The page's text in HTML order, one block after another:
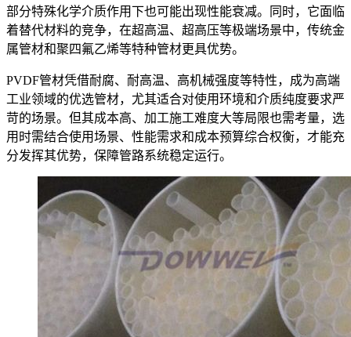
部分特殊化学介质作用下也可能出现性能衰减。同时，它面临
着替代材料的竞争，在超高温、超高压等极端场景中，传统金
属管材和聚四氟乙烯等特种管材更具优势。
PVDF管材凭借耐腐、耐高温、高机械强度等特性，成为高端
工业领域的优选管材，尤其适合对使用环境和介质纯度要求严
苛的场景。但其成本高、加工施工难度大等局限也需考量，选
用时需结合使用场景、性能需求和成本预算综合权衡，才能充
分发挥其优势，保障管路系统稳定运行。